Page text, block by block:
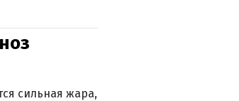
сильная жара,